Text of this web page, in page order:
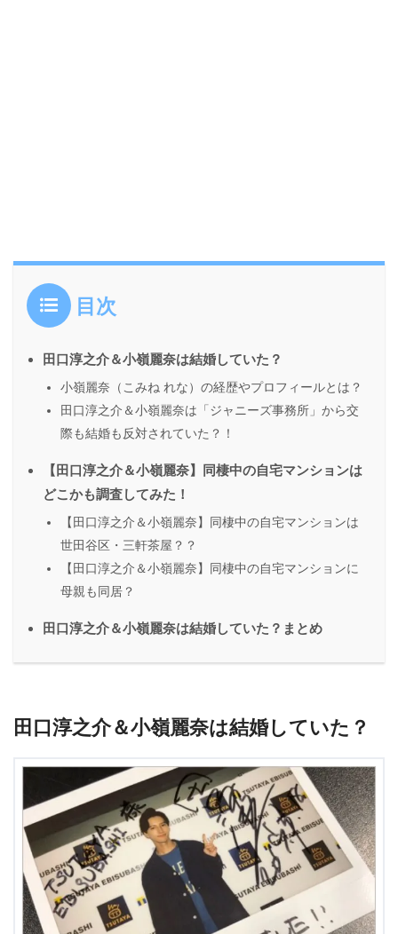
目次
田口淳之介＆小嶺麗奈は結婚していた？
小嶺麗奈（こみね れな）の経歴やプロフィールとは？
田口淳之介＆小嶺麗奈は「ジャニーズ事務所」から交
際も結婚も反対されていた？！
【田口淳之介＆小嶺麗奈】同棲中の自宅マンションは
どこかも調査してみた！
【田口淳之介＆小嶺麗奈】同棲中の自宅マンションは
世田谷区・三軒茶屋？？
【田口淳之介＆小嶺麗奈】同棲中の自宅マンションに
母親も同居？
田口淳之介＆小嶺麗奈は結婚していた？まとめ
田口淳之介＆小嶺麗奈は結婚していた？